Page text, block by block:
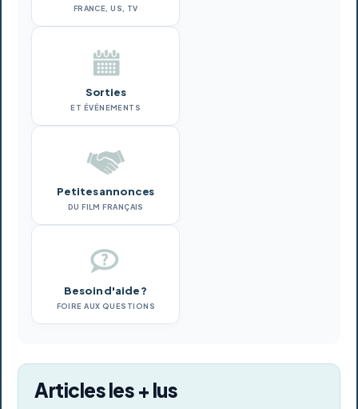
FRANCE, US, TV
Sorties
ET ÉVÉNEMENTS
Petites annonces
DU FILM FRANÇAIS
Besoin d'aide ?
FOIRE AUX QUESTIONS
Articles les + lus